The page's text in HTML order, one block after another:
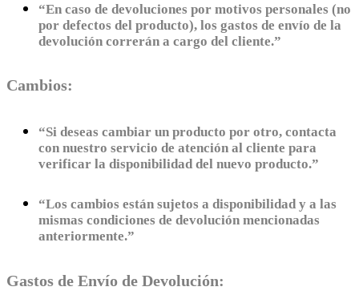
“En caso de devoluciones por motivos personales (no
por defectos del producto), los gastos de envío de la
devolución correrán a cargo del cliente.”
Cambios:
“Si deseas cambiar un producto por otro, contacta
con nuestro servicio de atención al cliente para
verificar la disponibilidad del nuevo producto.”
“Los cambios están sujetos a disponibilidad y a las
mismas condiciones de devolución mencionadas
anteriormente.”
Gastos de Envío de Devolución: